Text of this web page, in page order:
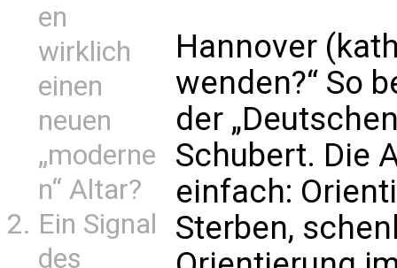
en
wirklich
einen
neuen
„moderne
n“ Altar?
Ein Signal
des
Hannover
wenden?“ So
der
Schubert. Die
einfach:
Sterben,